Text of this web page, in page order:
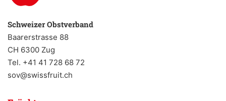
Schweizer Obstverband
Baarerstrasse 88
CH 6300 Zug
Tel. +41 41 728 68 72
sov@swissfruit.ch